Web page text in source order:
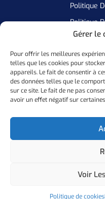
Gérer le
Pour offrir les meilleures
telles que les cookies pour
appareils. Le fait de consentir à
des données telles que le
sur ce site. Le fait de ne pas
avoir un effet négatif sur
Voir
Politique de cookies
Politique
Politique
Inscrivez Vous A Notre
Politique De